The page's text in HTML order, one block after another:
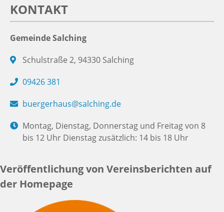
KONTAKT
Gemeinde Salching
Schulstraße 2, 94330 Salching
09426 381
buergerhaus@salching.de
Montag, Dienstag, Donnerstag und Freitag von 8
bis 12 Uhr Dienstag zusätzlich: 14 bis 18 Uhr
Veröffentlichung von Vereinsberichten auf
der Homepage